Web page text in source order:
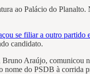
ao Palácio do
se filiar a outro partido
candidato.
Araújo, comunicou
nome do PSDB à corrida